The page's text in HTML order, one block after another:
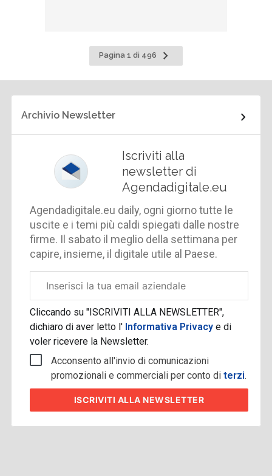
Pagina 1 di 496
Pagina
successiva
Archivio Newsletter
Iscriviti alla
newsletter di
Agendadigitale.eu
Agendadigitale.eu daily, ogni giorno tutte le
uscite e i temi più caldi spiegati dalle nostre
firme. Il sabato il meglio della settimana per
capire, insieme, il digitale utile al Paese.
aziendale
Cliccando su "ISCRIVITI ALLA NEWSLETTER",
dichiaro di aver letto l' Informativa Privacye di
voler ricevere la Newsletter.
Acconsento all'invio di comunicazioni
promozionali e commerciali per conto diterzi.
ISCRIVITI ALLA NEWSLETTER